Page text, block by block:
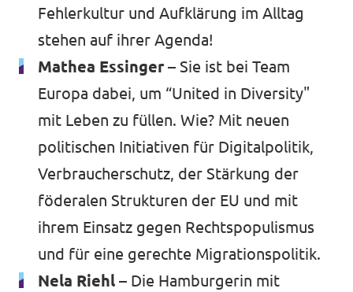
Fehlerkultur und Aufklärung im Alltag
stehen auf ihrer Agenda!
Mathea Essinger – Sie ist bei Team
Europa dabei, um “United in Diversity"
mit Leben zu füllen. Wie? Mit neuen
politischen Initiativen für Digitalpolitik,
Verbraucherschutz, der Stärkung der
föderalen Strukturen der EU und mit
ihrem Einsatz gegen Rechtspopulismus
und für eine gerechte Migrationspolitik.
Nela Riehl – Die Hamburgerin mit